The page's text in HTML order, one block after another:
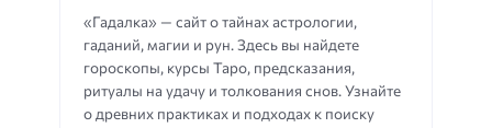
«Гадалка» — сайт о тайнах астрологии,
гаданий, магии и рун. Здесь вы найдете
гороскопы, курсы Таро, предсказания,
ритуалы на удачу и толкования снов. Узнайте
о древних практиках и подходах к поиску